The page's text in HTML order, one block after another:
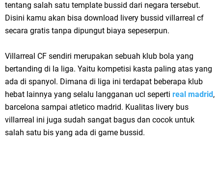
tentang salah satu template bussid dari negara tersebut.
Disini kamu akan bisa download livery bussid villarreal cf
secara gratis tanpa dipungut biaya sepeserpun.
Villarreal CF sendiri merupakan sebuah klub bola yang
bertanding di la liga. Yaitu kompetisi kasta paling atas yang
ada di spanyol. Dimana di liga ini terdapat beberapa klub
hebat lainnya yang selalu langganan ucl seperti real madrid,
barcelona sampai atletico madrid. Kualitas livery bus
villarreal ini juga sudah sangat bagus dan cocok untuk
salah satu bis yang ada di game bussid.